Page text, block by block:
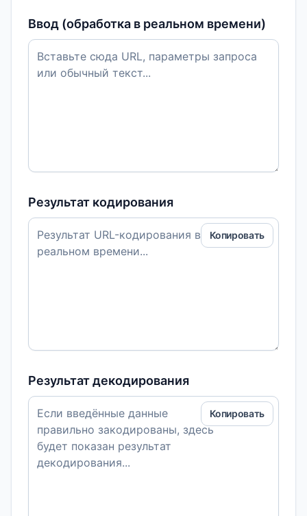
Ввод (обработка в реальном времени)
Результат кодирования
Копировать
Результат декодирования
Копировать